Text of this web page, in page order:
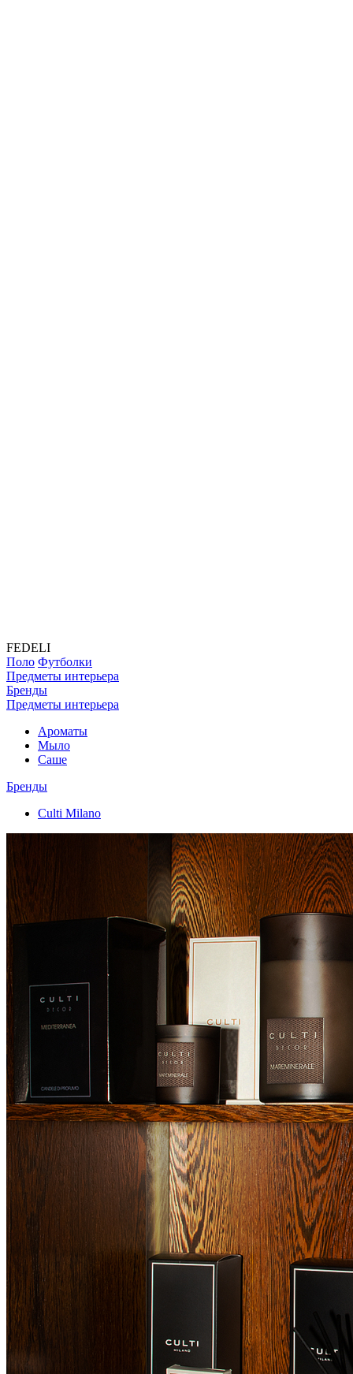
FEDELI
Поло Футболки
Предметы интерьера
Бренды
Предметы интерьера
Ароматы
Мыло
Саше
Бренды
Culti Milano